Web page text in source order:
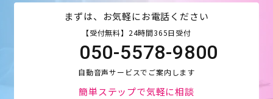
まずは、お気軽にお電話ください
【受付無料】24時間365日受付
050-5578-9800
自動音声サービスでご案内します
簡単ステップで気軽に相談